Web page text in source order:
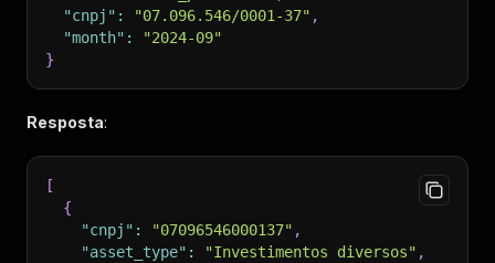
"cnpj" : "07.096.546/0001-37" ,
"month" :
"2024-09"
}
Resposta:
[
{
"cnpj" : "07096546000137" ,
"asset_type" : "Investimentos diversos" ,